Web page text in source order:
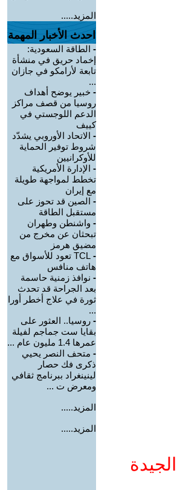
المزيد.....
احدث الأخبار المهمة
- الطاقة السعودية:
إخماد حريق في منشأة
تابعة لأرامكو في جازان
...
- خبير يوضح أهداف
روسيا من قصف مراكز
الدعم اللوجستي في
كييف
- الاتحاد الأوروبي يشدّد
شروط توفير الحماية
للأوكرانيين
- الإدارة الأمريكية
تخطط لمواجهة طويلة
مع إيران
- الصين قد تحوز على
مستقبل الطاقة
- واشنطن وطهران
تبحثان عن مخرج من
مضيق هرمز
-
TCL تعود للأسواق مع
هاتف منافس
- نوافذ زمنية حاسمة
بعد الجراحة قد تحدث
ثورة في علاج أخطر أورا
...
- روسيا.. العثور على
بقايا ست جماجم لفيلة
عمرها 1.4 مليون عام ...
- متحف النصر يحيي
ذكرى فك حصار
لينينغراد ببرنامج ثقافي
ومعرض ت ...
المزيد.....
المزيد.....